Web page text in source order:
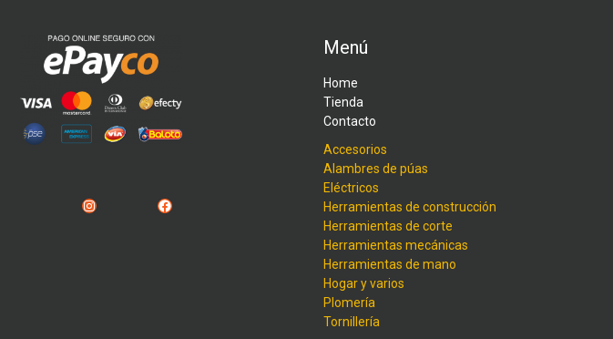
Instagram Facebook
Menú
Home
Tienda
Contacto
Accesorios
Alambres de púas
Eléctricos
Herramientas de construcción
Herramientas de corte
Herramientas mecánicas
Herramientas de mano
Hogar y varios
Plomería
Tornillería